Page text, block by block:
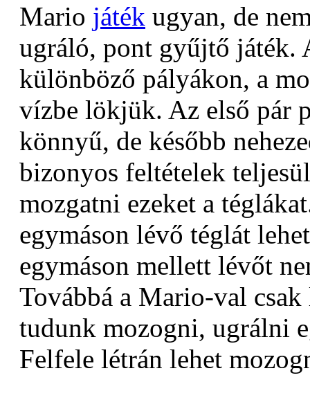
Mario játék ugyan, de
ugráló, pont gyűjtő játék.
különböző pályákon, a
vízbe lökjük. Az első pár
könnyű, de később
bizonyos feltételek
mozgatni ezeket a
egymáson lévő téglát
egymáson mellett lévőt
Továbbá a Mario-val
tudunk mozogni, ugrálni
Felfele létrán lehet